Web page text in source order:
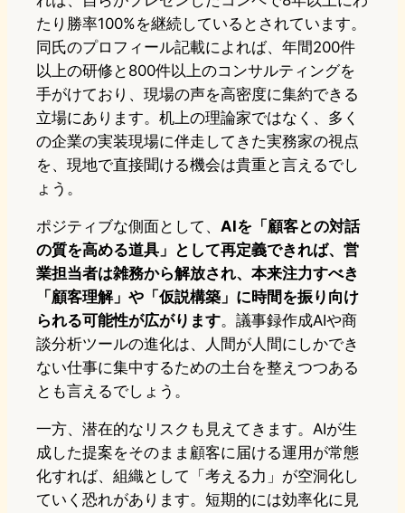
たり勝率100%を継続しているとされています。
同氏のプロフィール記載によれば、年間200件
以上の研修と800件以上のコンサルティングを
手がけており、現場の声を高密度に集約できる
立場にあります。机上の理論家ではなく、多く
の企業の実装現場に伴走してきた実務家の視点
を、現地で直接聞ける機会は貴重と言えるでし
ょう。
ポジティブな側面として、 AIを「顧客との対話
の質を高める道具」として再定義できれば、営
業担当者は雑務から解放され、本来注力すべき
「顧客理解」や「仮説構築」に時間を振り向け
られる可能性が広がります。議事録作成AIや商
談分析ツールの進化は、人間が人間にしかでき
ない仕事に集中するための土台を整えつつある
とも言えるでしょう。
一方、潜在的なリスクも見えてきます。AIが生
成した提案をそのまま顧客に届ける運用が常態
化すれば、組織として「考える力」が空洞化し
ていく恐れがあります。短期的には効率化に見